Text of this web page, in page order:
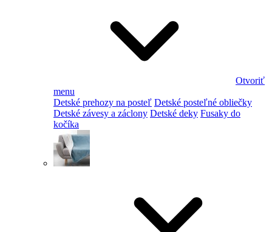
Otvoriť
menu
Detské prehozy na posteľ Detské posteľné obliečky
Detské závesy a záclony Detské deky Fusaky do
kočíka